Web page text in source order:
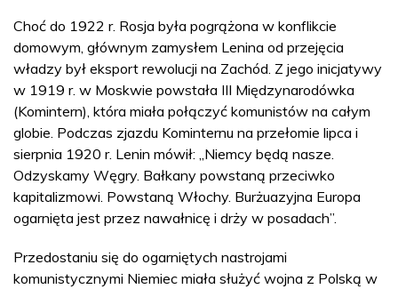
Choć do 1922 r. Rosja była pogrążona w konflikcie
domowym, głównym zamysłem Lenina od przejęcia
władzy był eksport rewolucji na Zachód. Z jego inicjatywy
w 1919 r. w Moskwie powstała III Międzynarodówka
(Komintern), która miała połączyć komunistów na całym
globie. Podczas zjazdu Kominternu na przełomie lipca i
sierpnia 1920 r. Lenin mówił: „Niemcy będą nasze.
Odzyskamy Węgry. Bałkany powstaną przeciwko
kapitalizmowi. Powstaną Włochy. Burżuazyjna Europa
ogarnięta jest przez nawałnicę i drży w posadach”.
Przedostaniu się do ogarniętych nastrojami
komunistycznymi Niemiec miała służyć wojna z Polską w